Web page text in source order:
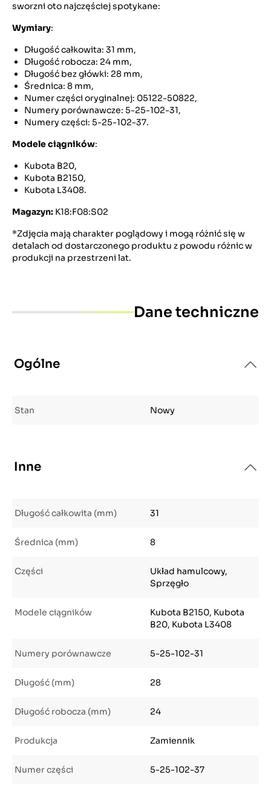
sworzni oto najczęściej spotykane:
Wymiary:
Długość całkowita: 31 mm,
Długość robocza: 24 mm,
Długość bez główki: 28 mm,
Średnica: 8 mm,
Numer części oryginalnej: 05122-50822,
Numery porównawcze: 5-25-102-31,
Numery części: 5-25-102-37.
Modele ciągników:
Kubota B20,
Kubota B2150,
Kubota L3408.
Magazyn: K18:F08:S02
*Zdjęcia mają charakter poglądowy i mogą różnić się w
detalach od dostarczonego produktu z powodu różnic w
produkcji na przestrzeni lat.
Dane techniczne
Ogólne
Stan Nowy
Inne
Długość całkowita (mm) 31
Średnica (mm) 8
Części
Układ hamulcowy,
Sprzęgło
Modele ciągników
Kubota B2150, Kubota
B20, Kubota L3408
Numery porównawcze 5-25-102-31
Długość (mm) 28
Długość robocza (mm) 24
Produkcja Zamiennik
Numer części 5-25-102-37